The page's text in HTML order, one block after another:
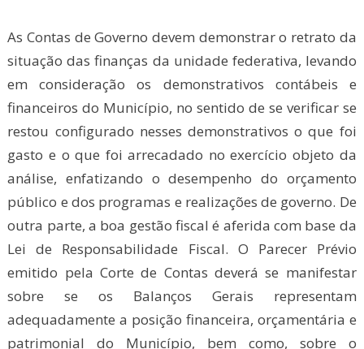
As Contas de Governo devem demonstrar o retrato da
situação das finanças da unidade federativa, levando
em consideração os demonstrativos contábeis e
financeiros do Município, no sentido de se verificar se
restou configurado nesses demonstrativos o que foi
gasto e o que foi arrecadado no exercício objeto da
análise, enfatizando o desempenho do orçamento
público e dos programas e realizações de governo. De
outra parte, a boa gestão fiscal é aferida com base da
Lei de Responsabilidade Fiscal. O Parecer Prévio
emitido pela Corte de Contas deverá se manifestar
sobre se os Balanços Gerais representam
adequadamente a posição financeira, orçamentária e
patrimonial do Município, bem como, sobre o